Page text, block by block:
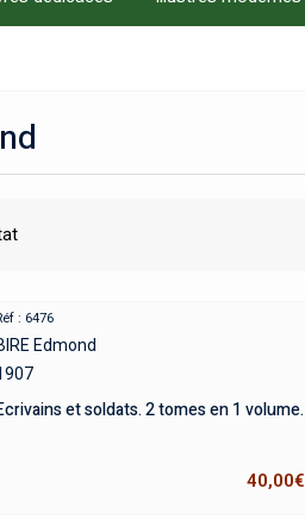
: 6476
Edmond
et soldats. 2 tomes en 1 volume.
40,00€